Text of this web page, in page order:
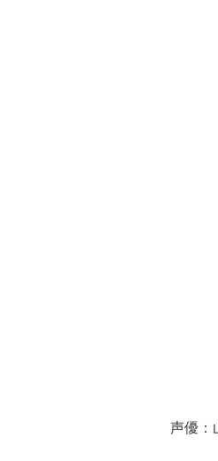
声優：